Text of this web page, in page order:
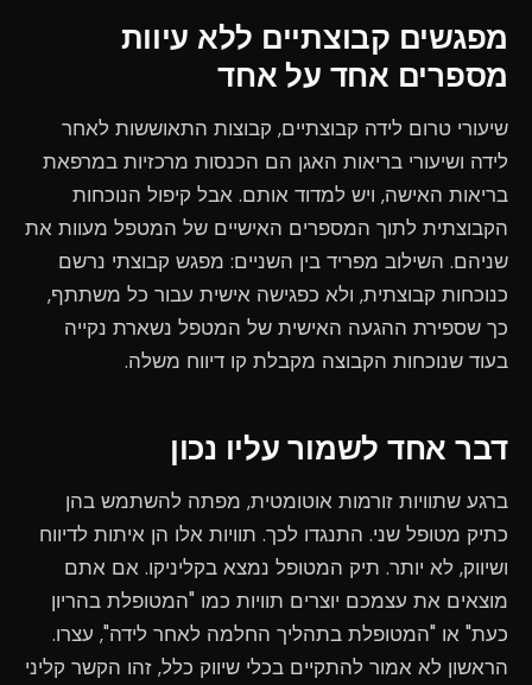
מפגשים קבוצתיים ללא עיוות
מספרים אחד על אחד
שיעורי טרום לידה קבוצתיים, קבוצות התאוששות לאחר
לידה ושיעורי בריאות האגן הם הכנסות מרכזיות במרפאת
בריאות האישה, ויש למדוד אותם. אבל קיפול הנוכחות
הקבוצתית לתוך המספרים האישיים של המטפל מעוות את
שניהם. השילוב מפריד בין השניים: מפגש קבוצתי נרשם
כנוכחות קבוצתית, ולא כפגישה אישית עבור כל משתתף,
כך שספירת ההגעה האישית של המטפל נשארת נקייה
בעוד שנוכחות הקבוצה מקבלת קו דיווח משלה.
דבר אחד לשמור עליו נכון
ברגע שתוויות זורמות אוטומטית, מפתה להשתמש בהן
כתיק מטופל שני. התנגדו לכך. תוויות אלו הן איתות לדיווח
ושיווק, לא יותר. תיק המטופל נמצא בקליניקו. אם אתם
מוצאים את עצמכם יוצרים תוויות כמו "המטופלת בהריון
כעת" או "המטופלת בתהליך החלמה לאחר לידה", עצרו.
הראשון לא אמור להתקיים בכלי שיווק כלל, זהו הקשר קליני